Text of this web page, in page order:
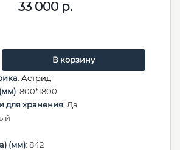
33 000р.
В корзину
: Астрид
: 800*1800
для хранения: Да
(мм): 842